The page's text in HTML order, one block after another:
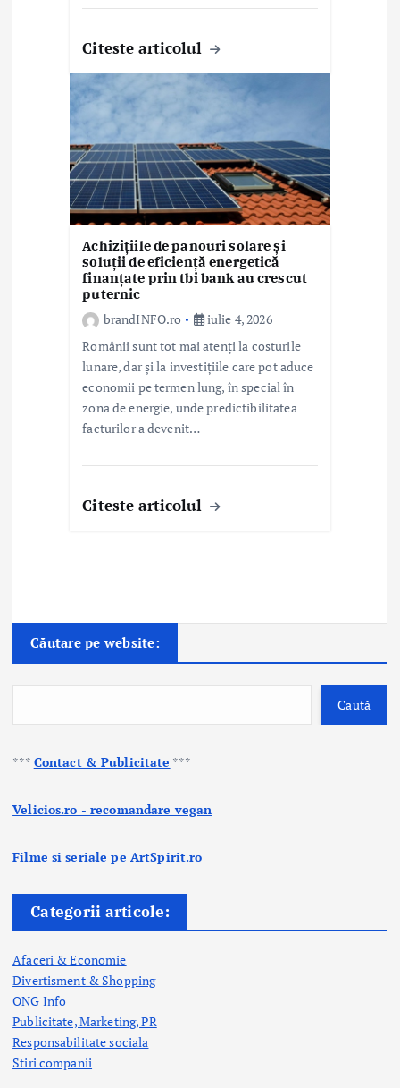
Citeste articolul
Achizițiile de panouri solare și
soluții de eficiență energetică
finanțate prin tbi bank au crescut
puternic
brandINFO.ro
iulie 4, 2026
Românii sunt tot mai atenți la costurile
lunare, dar și la investițiile care pot aduce
economii pe termen lung, în special în
zona de energie, unde predictibilitatea
facturilor a devenit…
Citeste articolul
Căutare pe website:
Caută
*** Contact & Publicitate ***
Velicios.ro - recomandare vegan
Filme si seriale pe ArtSpirit.ro
Categorii articole:
Afaceri & Economie
Divertisment & Shopping
ONG Info
Publicitate, Marketing, PR
Responsabilitate sociala
Stiri companii